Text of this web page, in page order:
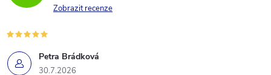
Zobrazit recenze
Petra Brádková
30.7.2026